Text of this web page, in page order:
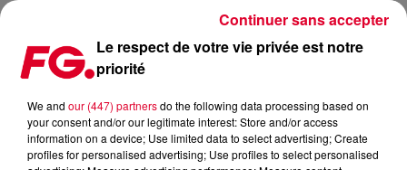
LA MUSIC STORY DU JOUR : GORGON CITY
Publié : 18 mai 2021 à 8h48 par Christophe HUBERT
Le respect de votre vie privée est notre
priorité
We and our (447) partnersdo the following data processing based on
your consent and/or our legitimate interest: Store and/or access
information on a device; Use limited data to select advertising; Create
profiles for personalised advertising; Use profiles to select personalised
Continuer sans accepter